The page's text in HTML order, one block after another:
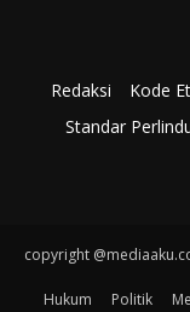
Redaksi Kode
Standar
copyright
Hukum Politik